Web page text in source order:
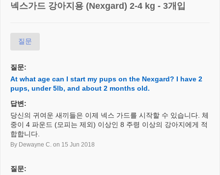
넥스가드 강아지용 (Nexgard) 2-4 kg - 3개입
질문
질문:
At what age can I start my pups on the Nexgard? I have 2
pups, under 5lb, and about 2 months old.
답변:
당신의 귀여운 새끼들은 이제 넥스 가드를 시작할 수 있습니다. 체
중이 4 파운드 (모피는 제외) 이상인 8 주령 이상의 강아지에게 적
합합니다.
By Dewayne C. on 15 Jun 2018
질문: